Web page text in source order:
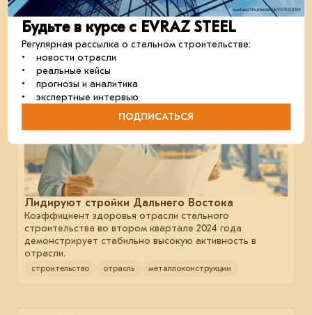
22 июля 2024
Лидируют стройки Дальнего Востока
Коэффициент здоровья отрасли стального
строительства во втором квартале 2024 года
демонстрирует стабильно высокую активность в
отрасли.
строительство отрасль металлоконструкции
Будьте в курсе с EVRAZ STEEL
Регулярная рассылка о стальном строительстве:
• новости отрасли
• реальные кейсы
• прогнозы и аналитика
• экспертные интервью
ПОДПИСАТЬСЯ